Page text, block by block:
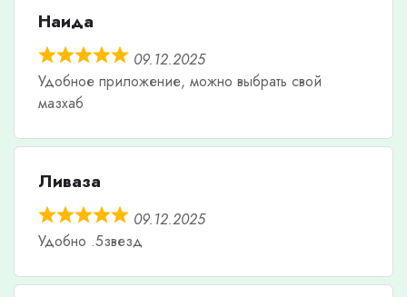
Наида
09.12.2025
Удобное приложение, можно выбрать свой
мазхаб
Ливаза
09.12.2025
Удобно .5звезд